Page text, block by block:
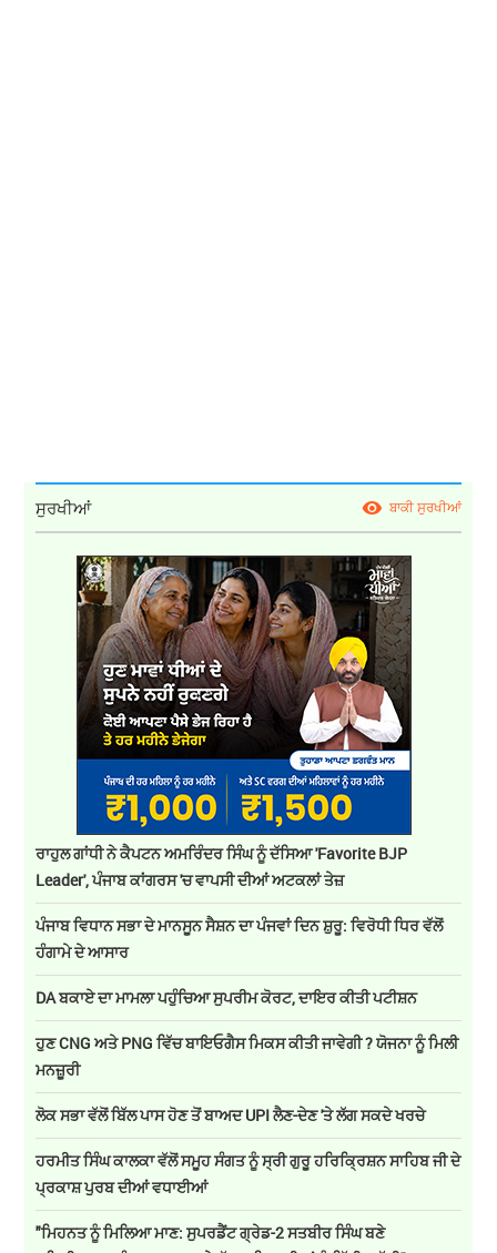
ਸੁਰਖੀਆਂ ਬਾਕੀ ਸੁਰਖੀਆਂ
ਰਾਹੁਲ ਗਾਂਧੀ ਨੇ ਕੈਪਟਨ ਅਮਰਿੰਦਰ ਸਿੰਘ ਨੂੰ ਦੱਸਿਆ 'Favorite BJP
Leader', ਪੰਜਾਬ ਕਾਂਗਰਸ 'ਚ ਵਾਪਸੀ ਦੀਆਂ ਅਟਕਲਾਂ ਤੇਜ਼
ਪੰਜਾਬ ਵਿਧਾਨ ਸਭਾ ਦੇ ਮਾਨਸੂਨ ਸੈਸ਼ਨ ਦਾ ਪੰਜਵਾਂ ਦਿਨ ਸ਼ੁਰੂ: ਵਿਰੋਧੀ ਧਿਰ ਵੱਲੋਂ
ਹੰਗਾਮੇ ਦੇ ਆਸਾਰ
DA ਬਕਾਏ ਦਾ ਮਾਮਲਾ ਪਹੁੰਚਿਆ ਸੁਪਰੀਮ ਕੋਰਟ, ਦਾਇਰ ਕੀਤੀ ਪਟੀਸ਼ਨ
ਹੁਣ CNG ਅਤੇ PNG ਵਿੱਚ ਬਾਇਓਗੈਸ ਮਿਕਸ ਕੀਤੀ ਜਾਵੇਗੀ ? ਯੋਜਨਾ ਨੂੰ ਮਿਲੀ
ਮਨਜ਼ੂਰੀ
ਲੋਕ ਸਭਾ ਵੱਲੋਂ ਬਿੱਲ ਪਾਸ ਹੋਣ ਤੋਂ ਬਾਅਦ UPI ਲੈਣ-ਦੇਣ 'ਤੇ ਲੱਗ ਸਕਦੇ ਖਰਚੇ
ਹਰਮੀਤ ਸਿੰਘ ਕਾਲਕਾ ਵੱਲੋਂ ਸਮੂਹ ਸੰਗਤ ਨੂੰ ਸ੍ਰੀ ਗੁਰੂ ਹਰਿਕ੍ਰਿਸ਼ਨ ਸਾਹਿਬ ਜੀ ਦੇ
ਪ੍ਰਕਾਸ਼ ਪੁਰਬ ਦੀਆਂ ਵਧਾਈਆਂ
"ਮਿਹਨਤ ਨੂੰ ਮਿਲਿਆ ਮਾਣ: ਸੁਪਰਡੈਂਟ ਗ੍ਰੇਡ-2 ਸਤਬੀਰ ਸਿੰਘ ਬਣੇ